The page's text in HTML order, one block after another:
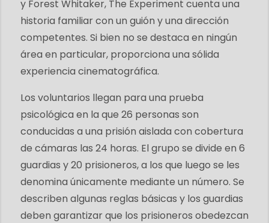
y Forest Whitaker, The Experiment cuenta una
historia familiar con un guión y una dirección
competentes. Si bien no se destaca en ningún
área en particular, proporciona una sólida
experiencia cinematográfica.
Los voluntarios llegan para una prueba
psicológica en la que 26 personas son
conducidas a una prisión aislada con cobertura
de cámaras las 24 horas. El grupo se divide en 6
guardias y 20 prisioneros, a los que luego se les
denomina únicamente mediante un número. Se
describen algunas reglas básicas y los guardias
deben garantizar que los prisioneros obedezcan